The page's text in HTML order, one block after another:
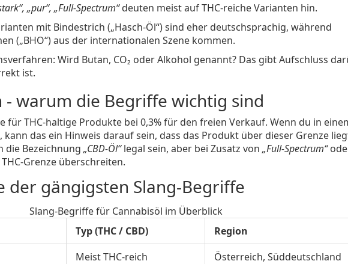
„pur“, „Full‑Spectrum“deuten meist auf THC‑reiche Varianten hin.
mit Bindestrich („Hasch‑Öl“) sind eher deutschsprachig, während
(„BHO“) aus der internationalen Szene kommen.
Wird Butan, CO₂ oder Alkohol genannt? Das gibt Aufschluss
ist.
- warum die Begriffe wichtig sind
für THC‑haltige Produkte bei 0,3% für den freien Verkauf. Wenn du in
das ein Hinweis darauf sein, dass das Produkt über dieser Grenze
die Bezeichnung „CBD‑Öl“legal sein, aber bei Zusatz von „Full‑Spectrum“
überschreiten.
der gängigsten Slang‑Begriffe
Slang‑Begriffe für Cannabisöl im Überblick
Typ (THC / CBD)
Region
Meist THC‑reich Österreich, Süddeutschland